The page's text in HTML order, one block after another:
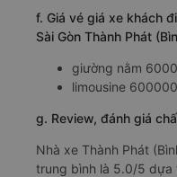
f. Giá vé giá xe khách
Sài Gòn Thành Phát
giường nằm
limousine
g. Review, đánh giá
Nhà xe Thành Phát
trung bình là 5.0/5 dựa